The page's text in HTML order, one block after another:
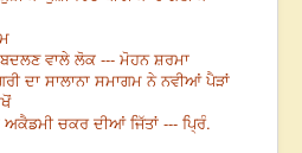
ਵਾਲੇ ਲੋਕ --- ਮੋਹਨ ਸ਼ਰਮਾ
ਦਾ ਸਾਲਾਨਾ ਸਮਾਗਮ ਨੇ ਨਵੀਆਂ ਪੈੜਾਂ
ਚਕਰ ਦੀਆਂ ਜਿੱਤਾਂ --- ਪ੍ਰਿੰ.